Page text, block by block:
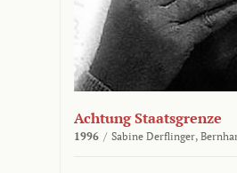
Achtung Staatsgrenze
1996 / Sabine Derflinger,